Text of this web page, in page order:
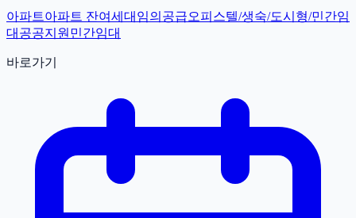
아파트아파트 잔여세대 임의공급오피스텔/생숙/도시형/민간임
대 공공지원민간임대
바로가기